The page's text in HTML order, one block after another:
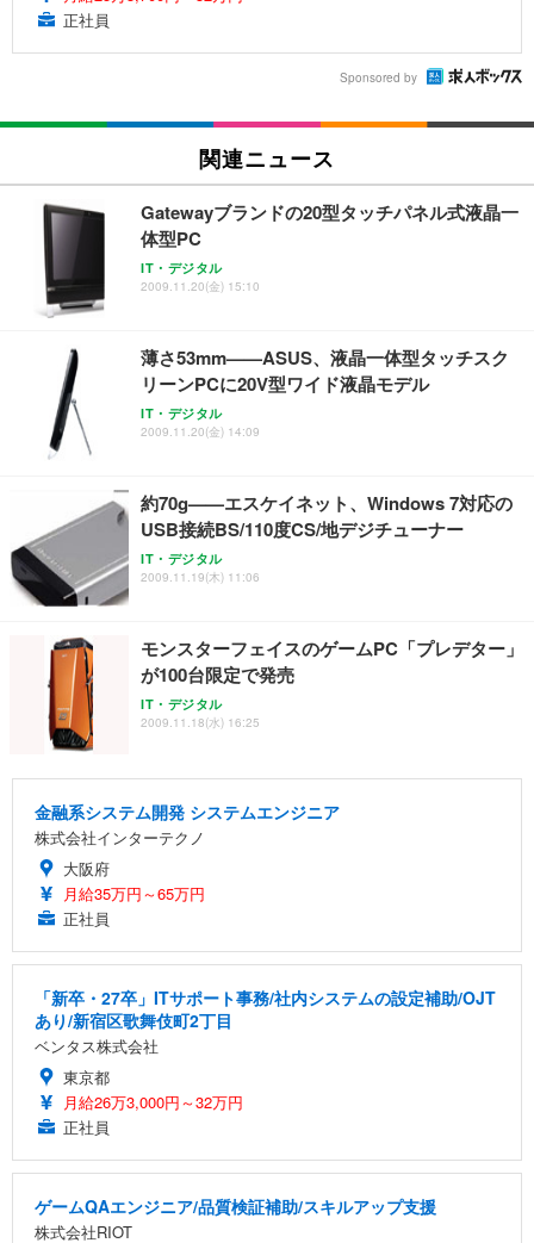
正社員
Sponsored by
関連ニュース
Gatewayブランドの20型タッチパネル式液晶一
体型PC
IT・デジタル
2009.11.20(金) 15:10
薄さ53mm——ASUS、液晶一体型タッチスク
リーンPCに20V型ワイド液晶モデル
IT・デジタル
2009.11.20(金) 14:09
約70g——エスケイネット、Windows 7対応の
USB接続BS/110度CS/地デジチューナー
IT・デジタル
2009.11.19(木) 11:06
モンスターフェイスのゲームPC「プレデター」
が100台限定で発売
IT・デジタル
2009.11.18(水) 16:25
金融系システム開発 システムエンジニア
株式会社インターテクノ
大阪府
月給35万円～65万円
正社員
「新卒・27卒」ITサポート事務/社内システムの設定補助/OJT
あり/新宿区歌舞伎町2丁目
ベンタス株式会社
東京都
月給26万3,000円～32万円
正社員
ゲームQAエンジニア/品質検証補助/スキルアップ支援
株式会社RIOT